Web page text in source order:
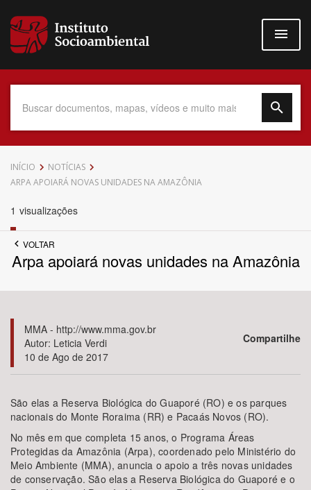
para
conteúdo
Data do Documento
Até
Bioma / Bacia
Tema
Subtema
Área de Levantamento
INÍCIO
NOTÍCIAS
ARPA APOIARÁ NOVAS UNIDADES NA AMAZÔNIA
1 visualizações
VOLTAR
Arpa apoiará novas unidades na Amazônia
MMA - http://www.mma.gov.br
Autor: Leticia Verdi
10 de Ago de 2017
Compartilhe
São elas a Reserva Biológica do Guaporé (RO) e os parques
nacionais do Monte Roraima (RR) e Pacaás Novos (RO).
No mês em que completa 15 anos, o Programa Áreas
Protegidas da Amazônia (Arpa), coordenado pelo Ministério do
Meio Ambiente (MMA), anuncia o apoio a três novas unidades
de conservação. São elas a Reserva Biológica do Guaporé e o